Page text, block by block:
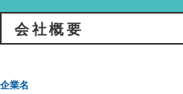
会社概要
企業名